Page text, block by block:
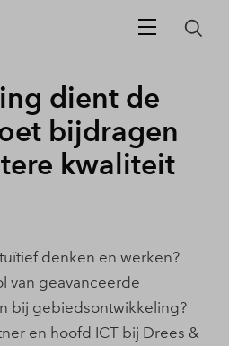
dient de
bijdragen
kwaliteit
denken en werken?
van geavanceerde
bij gebiedsontwikkeling?
en hoofd ICT bij Drees &